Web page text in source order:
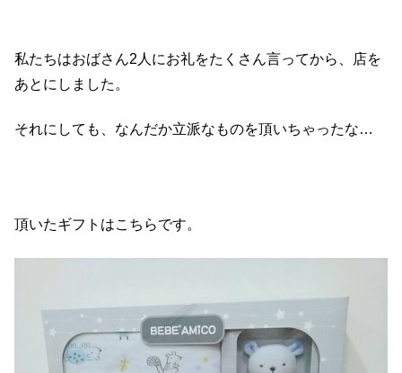
私たちはおばさん2人にお礼をたくさん言ってから、店を
あとにしました。
それにしても、なんだか立派なものを頂いちゃったな…
頂いたギフトはこちらです。